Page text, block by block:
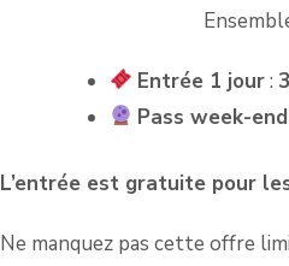
Entrée 1 jour:
Pass week-end
L’entrée est gratuite pour
Ne manquez pas cette offre